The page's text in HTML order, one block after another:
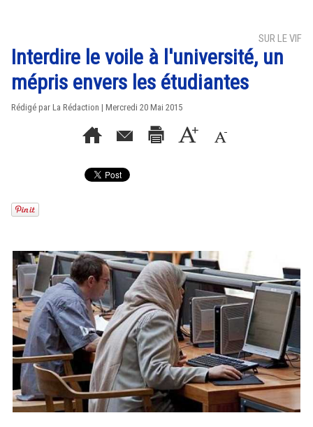
SUR LE VIF
Interdire le voile à l'université, un
mépris envers les étudiantes
Rédigé par La Rédaction | Mercredi 20 Mai 2015